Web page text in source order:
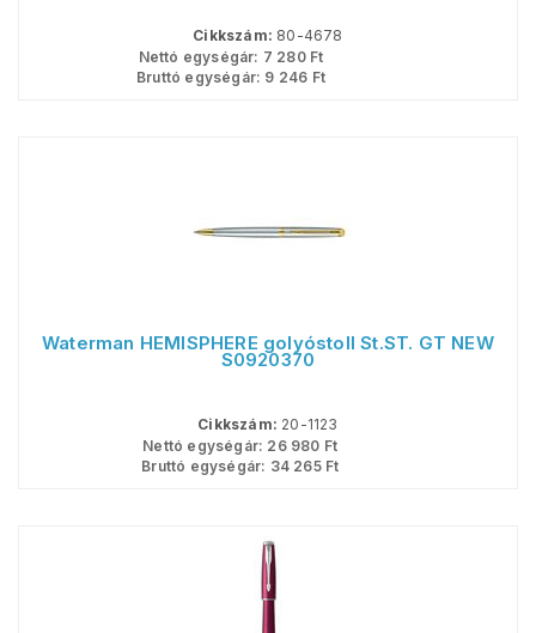
Cikkszám: 80-4678
Nettó egységár: 7 280Ft
Bruttó egységár: 9 246 Ft
Waterman HEMISPHERE golyóstoll St.ST. GT NEW
S0920370
Cikkszám: 20-1123
Nettó egységár: 26 980 Ft
Bruttó egységár: 34 265Ft